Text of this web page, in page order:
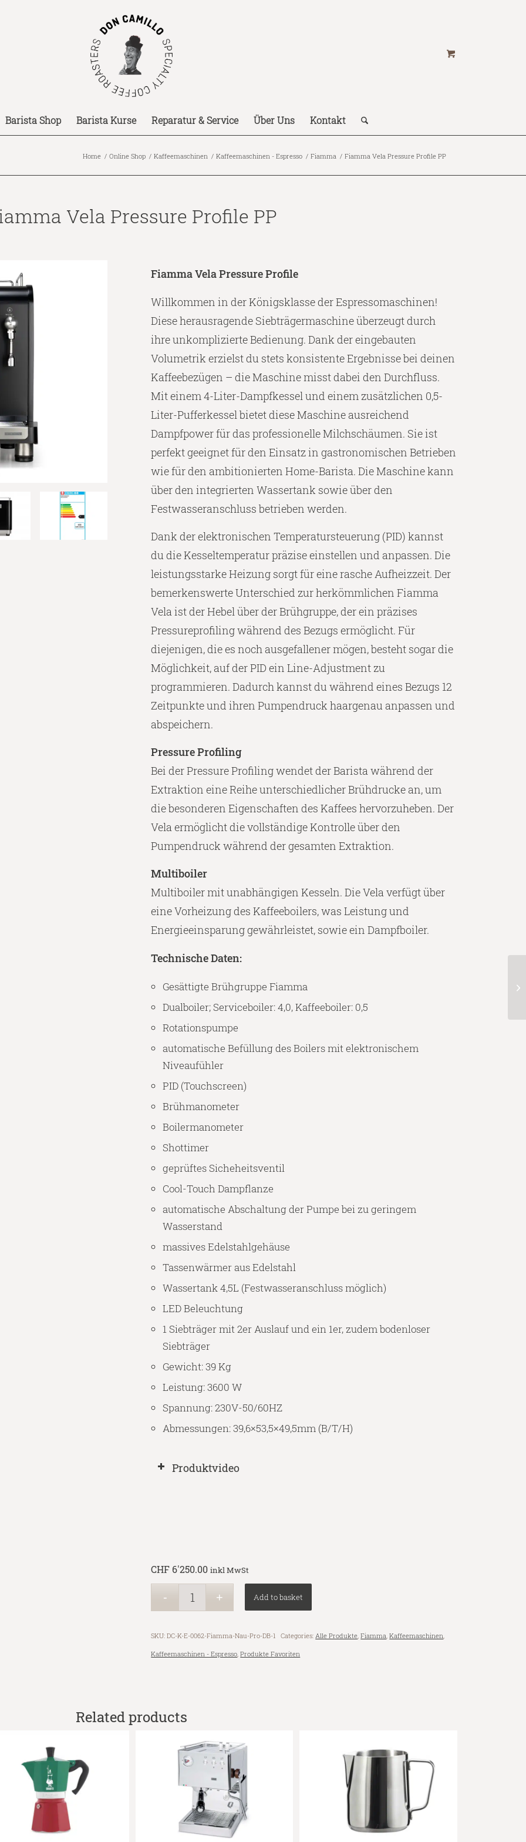
Barista Shop Barista Kurse Reparatur & Service Über Uns Kontakt
Home / Online Shop / Kaffeemaschinen / Kaffeemaschinen - Espresso / Fiamma / Fiamma Vela Pressure Profile PP
Vela Pressure Profile PP
Fiamma Vela Pressure Profile
Willkommen in der Königsklasse der Espressomaschinen!
Diese herausragende Siebträgermaschine überzeugt durch
ihre unkomplizierte Bedienung. Dank der eingebauten
Volumetrik erzielst du stets konsistente Ergebnisse bei deinen
Kaffeebezügen – die Maschine misst dabei den Durchfluss.
Mit einem 4-Liter-Dampfkessel und einem zusätzlichen 0,5-
Liter-Pufferkessel bietet diese Maschine ausreichend
Dampfpower für das professionelle Milchschäumen. Sie ist
perfekt geeignet für den Einsatz in gastronomischen Betrieben
wie für den ambitionierten Home-Barista. Die Maschine kann
über den integrierten Wassertank sowie über den
Festwasseranschluss betrieben werden.
Dank der elektronischen Temperatursteuerung (PID) kannst
du die Kesseltemperatur präzise einstellen und anpassen. Die
leistungsstarke Heizung sorgt für eine rasche Aufheizzeit. Der
bemerkenswerte Unterschied zur herkömmlichen Fiamma
Vela ist der Hebel über der Brühgruppe, der ein präzises
Pressureprofiling während des Bezugs ermöglicht. Für
diejenigen, die es noch ausgefallener mögen, besteht sogar die
Möglichkeit, auf der PID ein Line-Adjustment zu
programmieren. Dadurch kannst du während eines Bezugs 12
Zeitpunkte und ihren Pumpendruck haargenau anpassen und
abspeichern.
Pressure Profiling
Bei der Pressure Profiling wendet der Barista während der
Extraktion eine Reihe unterschiedlicher Brühdrucke an, um
die besonderen Eigenschaften des Kaffees hervorzuheben. Der
Vela ermöglicht die vollständige Kontrolle über den
Pumpendruck während der gesamten Extraktion.
Multiboiler
Multiboiler mit unabhängigen Kesseln. Die Vela verfügt über
eine Vorheizung des Kaffeeboilers, was Leistung und
Energieeinsparung gewährleistet, sowie ein Dampfboiler.
Technische Daten:
Gesättigte Brühgruppe Fiamma
Dualboiler; Serviceboiler: 4,0, Kaffeeboiler: 0,5
Rotationspumpe
automatische Befüllung des Boilers mit elektronischem
Niveaufühler
PID (Touchscreen)
Brühmanometer
Boilermanometer
Shottimer
geprüftes Sicheheitsventil
Cool-Touch Dampflanze
automatische Abschaltung der Pumpe bei zu geringem
Wasserstand
massives Edelstahlgehäuse
Tassenwärmer aus Edelstahl
Wassertank 4,5L (Festwasseranschluss möglich)
LED Beleuchtung
1 Siebträger mit 2er Auslauf und ein 1er, zudem bodenloser
Siebträger
Gewicht: 39 Kg
Leistung: 3600 W
Spannung: 230V-50/60HZ
Abmessungen: 39,6×53,5×49,5mm (B/T/H)
Produktvideo
CHF 6'250.00 inkl MwSt
Add to basket
SKU:DC-K-E-0062-Fiamma-Nau-Pro-DB-1 Categories:Alle Produkte,Fiamma,Kaffeemaschinen,
Kaffeemaschinen - Espresso,Produkte Favoriten
Related products